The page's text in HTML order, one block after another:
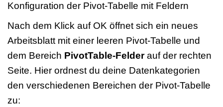
Konfiguration der Pivot-Tabelle mit Feldern
Nach dem Klick auf OK öffnet sich ein neues
Arbeitsblatt mit einer leeren Pivot-Tabelle und
dem Bereich PivotTable-Felderauf der rechten
Seite. Hier ordnest du deine Datenkategorien
den verschiedenen Bereichen der Pivot-Tabelle
zu: